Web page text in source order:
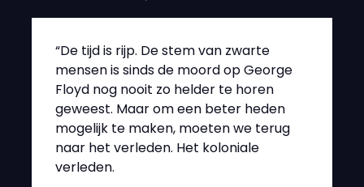
“De tijd is rijp. De stem van zwarte
mensen is sinds de moord op George
Floyd nog nooit zo helder te horen
geweest. Maar om een beter heden
mogelijk te maken, moeten we terug
naar het verleden. Het koloniale
verleden.